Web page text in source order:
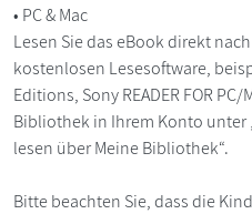
• PC & Mac
Lesen Sie das eBook direkt
kostenlosen Lesesoftware,
Editions, Sony READER FOR
Bibliothek in Ihrem Konto unter
lesen über Meine Bibliothek“.
Bitte beachten Sie, dass die